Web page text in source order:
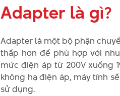
Adapter là gì?
Adapter là một bộ phận
thấp hơn để phù hợp với
mức điện áp từ 200V xuống
không hạ điện áp, máy tính
sử dụng.